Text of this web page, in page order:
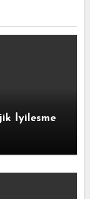
İyilesme